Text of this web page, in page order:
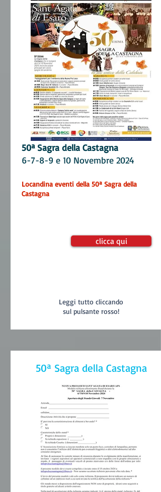
50ª Sagra della Castagna
6-7-8-9 e 10 Novembre 2024
Locandina eventi della 50ª Sagra della
Castagna
Leggi tutto cliccando
sul pulsante rosso!
clicca qui
50ª Sagra della Castagna